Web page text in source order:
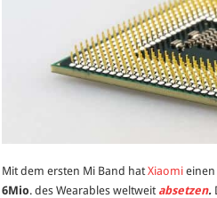
Mit dem ersten Mi Band hatXiaomi
6Mio. des Wearables weltweit absetzen.